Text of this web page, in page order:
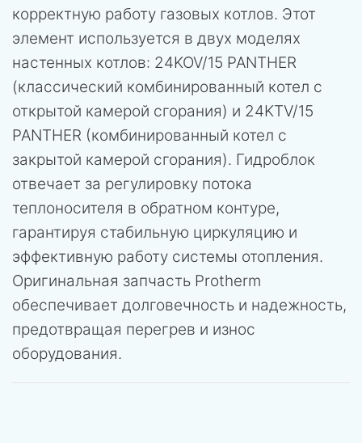
корректную работу газовых котлов. Этот
элемент используется в двух моделях
настенных котлов: 24KOV/15 PANTHER
(классический комбинированный котел с
открытой камерой сгорания) и 24KTV/15
PANTHER (комбинированный котел с
закрытой камерой сгорания). Гидроблок
отвечает за регулировку потока
теплоносителя в обратном контуре,
гарантируя стабильную циркуляцию и
эффективную работу системы отопления.
Оригинальная запчасть Protherm
обеспечивает долговечность и надежность,
предотвращая перегрев и износ
оборудования.